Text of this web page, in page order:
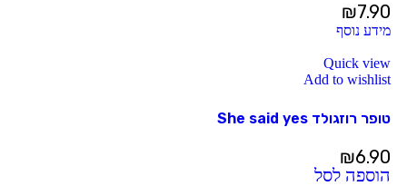
₪7.90
מידע נוסף
Quick view
Add to wishlist
טופר רוזגולד She said yes
₪6.90
הוספה לסל